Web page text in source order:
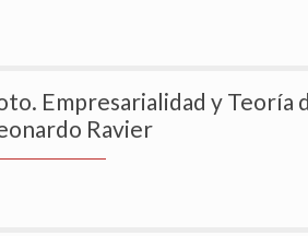
Empresarialidad y Teoría
Ravier